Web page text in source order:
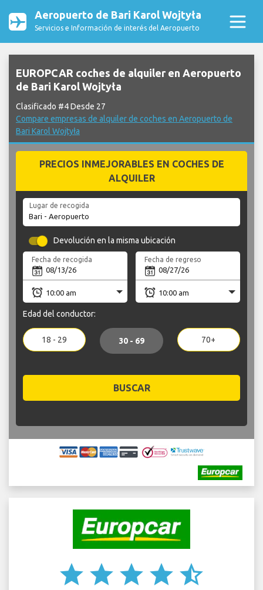
Aeropuerto de Bari Karol Wojtyła
Servicios e Información de interés del Aeropuerto
EUROPCAR coches de alquiler en Aeropuerto
de Bari Karol Wojtyła
Clasificado #4 Desde 27
Compare empresas de alquiler de coches en Aeropuerto de
Bari Karol Wojtyła
PRECIOS INMEJORABLES EN COCHES DE
ALQUILER
Lugar de recogida
Devolución en la misma ubicación
Fecha de recogida Fecha de regreso
Edad del conductor:
18 - 29 30 - 69 70+
BUSCAR
star star star star star_half